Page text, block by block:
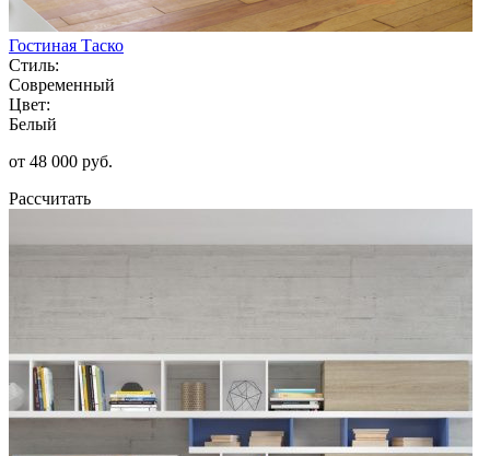
Гостиная Таско
Стиль:
Современный
Цвет:
Белый
от 48 000 руб.
Рассчитать